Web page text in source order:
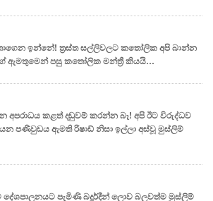
ඉන්නේ! ත්‍රස්ත සල්ලිවලට කතෝලික අපි බාන්න
ඇමතුමෙන් පසු කතෝලික මන්ත්‍රී කියයි…
අපරාධය කළත් දඬුවම් කරන්න බෑ! අපි ඊට විරුද්ධව
පණිවුඩය ඇමති රිෂාඩ් නිසා ඉල්ලා අස්වූ මුස්ලිම්
දේශපාලනයට පැමිණි බදූර්දීන් ලොව බලවත්ම මුස්ලිම්